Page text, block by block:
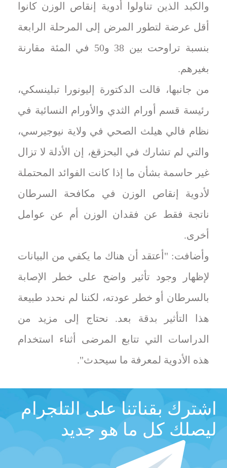
والكبد الذين تناولوا أدوية إنقاص الوزن كانوا
أقل عرضة لتطور المرض إلى المرحلة الرابعة
بنسبة تراوحت بين 38 و50 في المئة مقارنة
بغيرهم.
من جانبها، قالت الدكتورة إليونورا تبلينسكي،
رئيسة قسم أورام الثدي والأورام النسائية في
نظام فالي هيلث الصحي في ولاية نيوجيرسي،
والتي لم تشارك في البحزقغ، إن الأدلة لا تزال
غير حاسمة بشأن ما إذا كانت الفوائد المحتملة
لأدوية إنقاص الوزن في مكافحة السرطان
ناتجة فقط عن فقدان الوزن أم عن عوامل
أخرى.
وأضافت: "أعتقد أن هناك ما يكفي من البيانات
لإظهار وجود تأثير واضح على خطر الإصابة
بالسرطان أو خطر عودته، لكننا لم نحدد طبيعة
هذا التأثير بدقة بعد. نحتاج إلى مزيد من
الدراسات التي تتابع المرضى أثناء استخدام
هذه الأدوية لمعرفة ما سيحدث".
اشترك بقناتنا على التلجرام
ليصلك كل ما هو جديد